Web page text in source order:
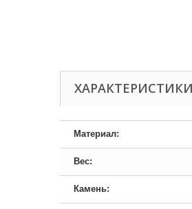
ХАРАКТЕРИСТИКИ
Материал:
Вес:
Камень: